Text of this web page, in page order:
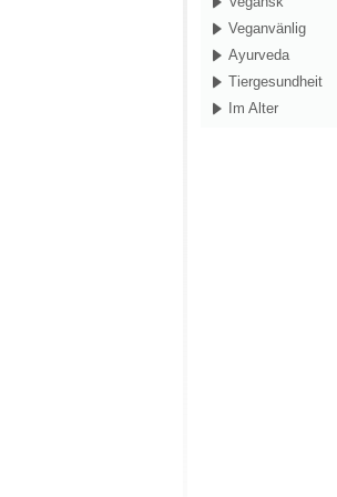
Veganvänlig
Ayurveda
Tiergesundheit
Im Alter